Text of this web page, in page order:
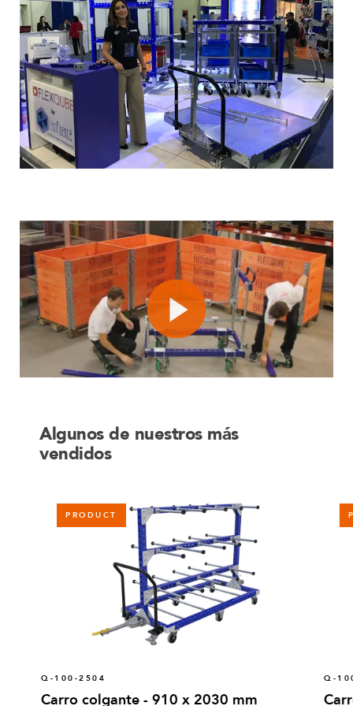
Algunos de nuestros más
vendidos
PRODUCT
Q-100-2504
Carro colgante - 910 x 2030 mm
Q-